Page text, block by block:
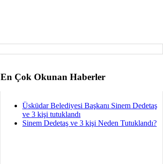
En Çok Okunan Haberler
Üsküdar Belediyesi Başkanı Sinem Dedetaş
ve 3 kişi tutuklandı
Sinem Dedetaş ve 3 kişi Neden Tutuklandı?